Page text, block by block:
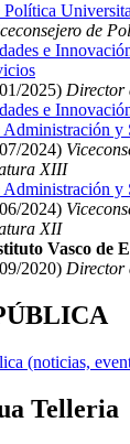
Política
de
e
2025) Director
e
Administración y
2024)
XIII
Administración y
2024)
XII
Vasco de
2020) Director
(noticias,
Telleria